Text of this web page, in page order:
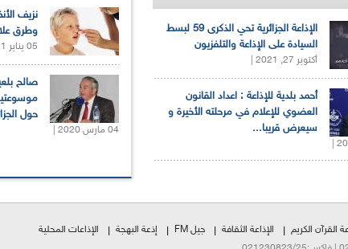
الإذاعة الجزائرية تحي الذكرى 59 لبسط
السيادة على الإذاعة والتلفزيون
أكتوبر 27, 2021 |
أحمد بلدية للإذاعة : اعداد القانون
العضوي للإعلام في مرحلته الأخيرة و
سيعرض قريبا...
نزيف
وطرق
05 يناير 2021 |
صالح
حول
04 مارس 2020 |
القرآن الكريم الإذاعة الثقافة جيل FM إذعة البهجة
الإذاعات المحلية